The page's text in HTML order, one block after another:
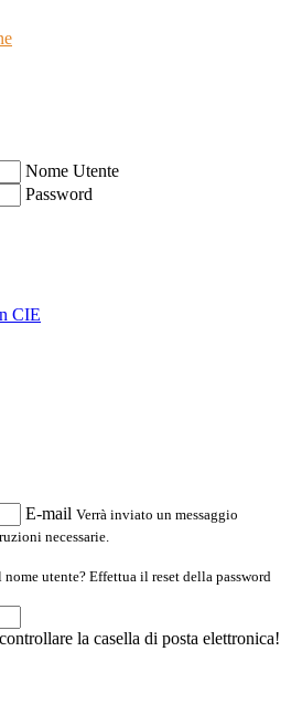
Nome Utente
Password
CIE
E-mail Verrà inviato un messaggio
necessarie.
utente? Effettua il reset della password
la casella di posta elettronica!